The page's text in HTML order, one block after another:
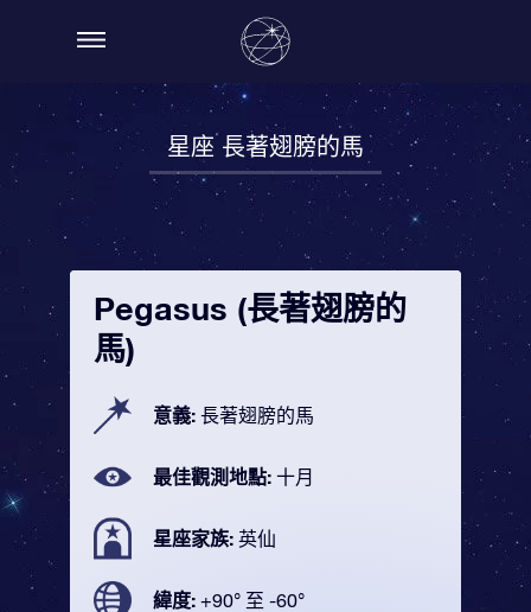
星座 長著翅膀的馬
Pegasus (長著翅膀的
馬)
意義: 長著翅膀的馬
最佳觀測地點: 十月
星座家族: 英仙
緯度: +90° 至 -60°